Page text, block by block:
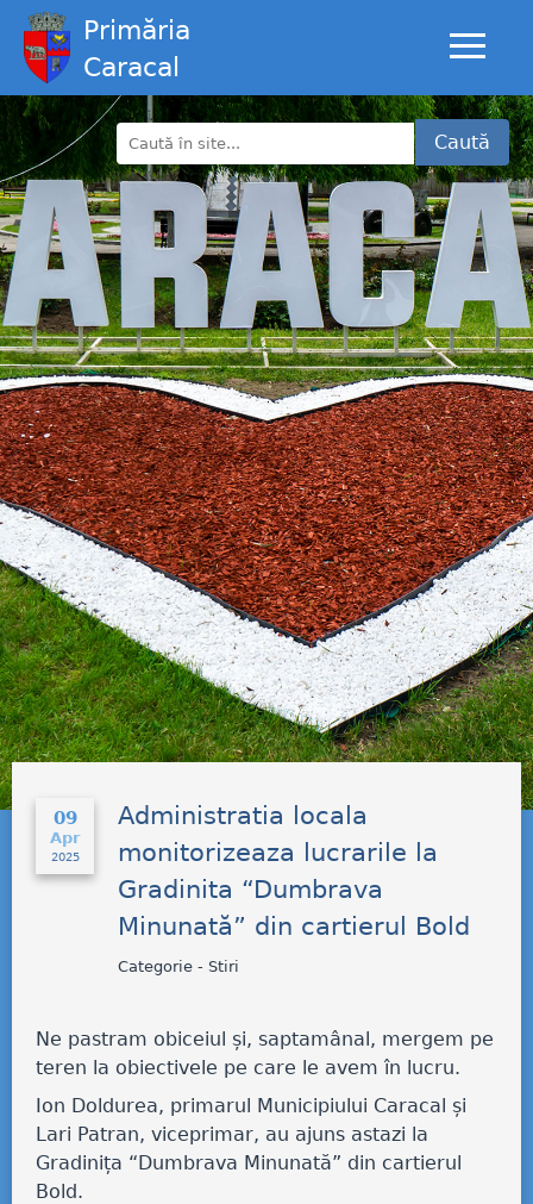
Primăria
Caracal
Caută
09
Apr
2025
Administratia locala
monitorizeaza lucrarile la
Gradinita “Dumbrava
Minunată” din cartierul Bold
Categorie - Stiri
Ne pastram obiceiul și, saptamânal, mergem pe
teren la obiectivele pe care le avem în lucru.
Ion Doldurea, primarul Municipiului Caracal și
Lari Patran, viceprimar, au ajuns astazi la
Gradinița “Dumbrava Minunată” din cartierul
Bold.